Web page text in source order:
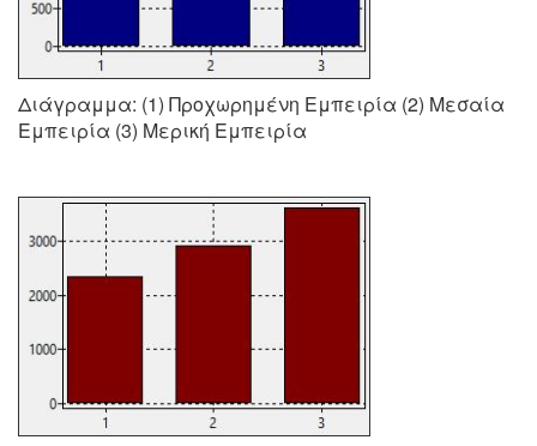
Διάγραμμα: (1) Προχωρημένη Εμπειρία (2) Μεσαία
Εμπειρία (3) Μερική Εμπειρία